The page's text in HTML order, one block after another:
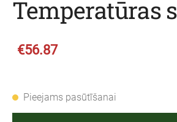
Temperatūras
€56.87
Pieejams pasūtīšanai